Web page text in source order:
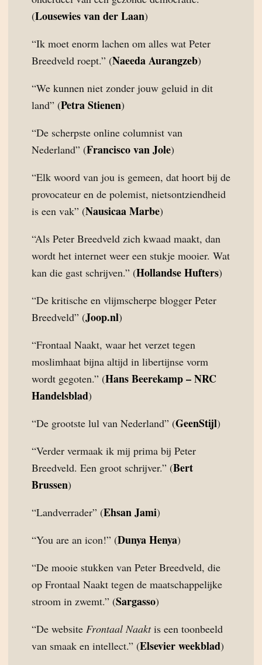
(Lousewies van der Laan)
“Ik moet enorm lachen om alles wat Peter
Breedveld roept.” (Naeeda Aurangzeb)
“We kunnen niet zonder jouw geluid in dit
land” (Petra Stienen)
“De scherpste online columnist van
Nederland” (Francisco van Jole)
“Elk woord van jou is gemeen, dat hoort bij de
provocateur en de polemist, nietsontziendheid
is een vak” (Nausicaa Marbe)
“Als Peter Breedveld zich kwaad maakt, dan
wordt het internet weer een stukje mooier. Wat
kan die gast schrijven.” (Hollandse Hufters)
“De kritische en vlijmscherpe blogger Peter
Breedveld” (Joop.nl)
“Frontaal Naakt, waar het verzet tegen
moslimhaat bijna altijd in libertijnse vorm
wordt gegoten.” (Hans Beerekamp – NRC
Handelsblad)
“De grootste lul van Nederland” (GeenStijl)
“Verder vermaak ik mij prima bij Peter
Breedveld. Een groot schrijver.” (Bert
Brussen)
“Landverrader” (Ehsan Jami)
“You are an icon!” (Dunya Henya)
“De mooie stukken van Peter Breedveld, die
op Frontaal Naakt tegen de maatschappelijke
stroom in zwemt.” (Sargasso)
“De website Frontaal Naaktis een toonbeeld
van smaak en intellect.” (Elsevier weekblad)